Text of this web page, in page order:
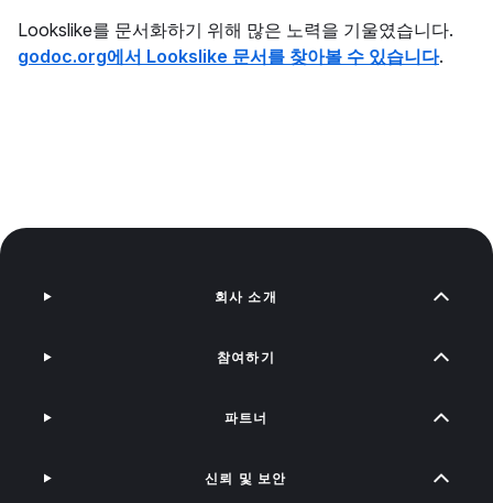
Lookslike를 문서화하기 위해 많은 노력을 기울였습니다.
godoc.org에서 Lookslike 문서를 찾아볼 수 있습니다.
회사 소개
참여하기
파트너
신뢰 및 보안